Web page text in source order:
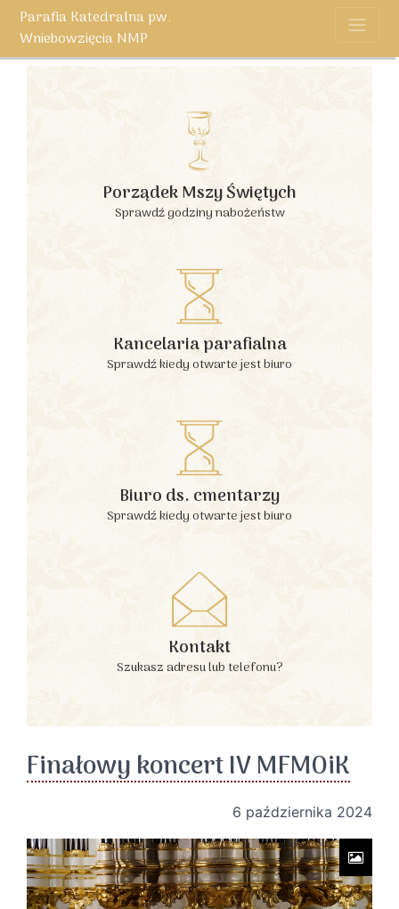
Parafia Katedralna pw.
Wniebowzięcia NMP
Porządek Mszy Świętych
Sprawdź godziny nabożeństw
Kancelaria parafialna
Sprawdź kiedy otwarte jest biuro
Biuro ds. cmentarzy
Sprawdź kiedy otwarte jest biuro
Kontakt
Szukasz adresu lub telefonu?
Finałowy koncert IV MFMOiK
6 października 2024